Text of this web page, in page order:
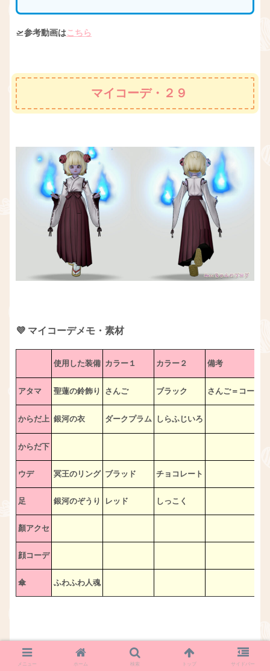
🛫参考動画はこちら
マイコーデ・２９
💜 マイコーデメモ・素材
使用した装備 カラー１ カラー２ 備考
アタマ 聖蓮の鈴飾り さんご ブラック さんご＝コーラ
からだ上 銀河の衣 ダークプラム しらふじいろ
からだ下
ウデ 冥王のリング ブラッド チョコレート
足 銀河のぞうり レッド しっこく
顏アクセ
顔コーデ
傘 ふわふわ人魂
ポイントなど
メニュー ホーム 検索 トップ サイドバー